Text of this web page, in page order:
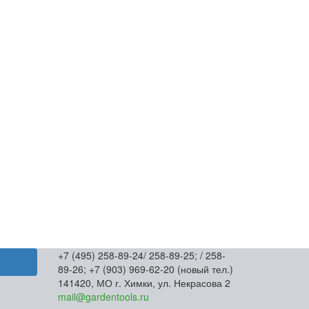
+7 (495) 258-89-24/ 258-89-25; / 258-
89-26; +7 (903) 969-62-20 (новый тел.)
141420, МО г. Химки, ул. Некрасова 2
mail@gardentools.ru